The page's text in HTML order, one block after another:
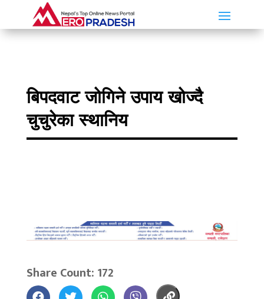
बिपदवाट जोगिने उपाय खोज्दै
चुचुरेका स्थानिय
Share Count: 172